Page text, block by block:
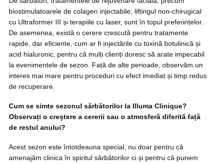
biostimulatoarele de colagen injectabile, liftingul non-chirugical
cu Ultraformer III și terapiile cu laser, sunt în topul preferințelor.
De asemenea, există o cerere crescută pentru tratamente
rapide, dar eficiente, cum ar fi injectările cu toxină botulinică și
acid hialuronic, pentru că mulți clienți doresc să arate impecabil
la evenimentele de sezon. Față de alte perioade, observăm un
interes mai mare pentru proceduri cu efect imediat și timp redus
de recuperare.
Cum se simte sezonul sărbătorilor la Illuma Clinique?
Observați o creștere a cererii sau o atmosferă diferită față
de restul anului?
Acest sezon este întotdeauna special, nu doar pentru că
amenajăm clinica în spiritul sărbătorilor ci și pentru că punem